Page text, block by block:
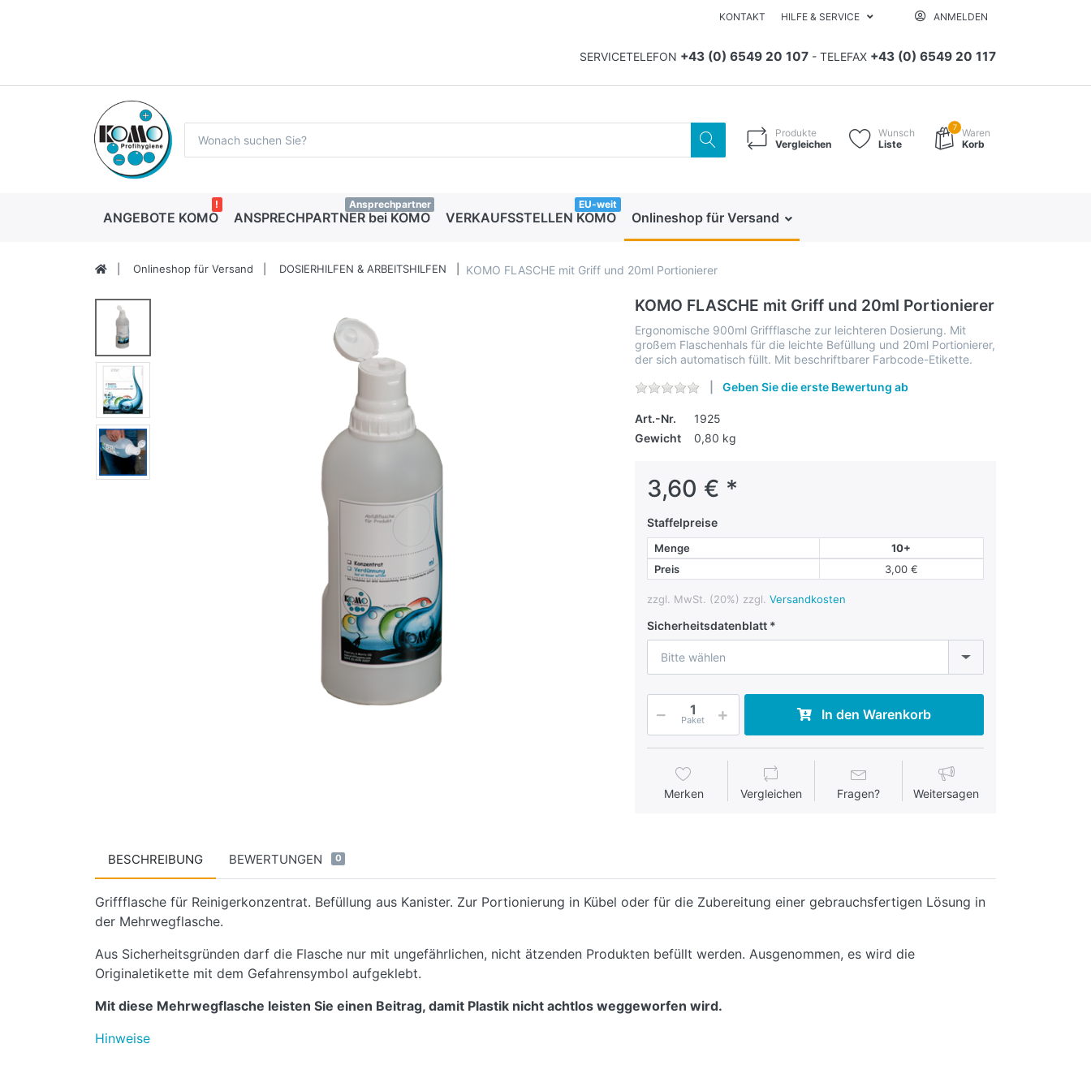
KONTAKT HILFE & SERVICE ANMELDEN
SERVICETELEFON +43 (0) 6549 20 107 - TELEFAX +43 (0) 6549 20 117
Produkte
Vergleichen
Wunsch
Liste
7 Waren
Korb
ANGEBOTE KOMO
!
ANSPRECHPARTNER bei KOMO
Ansprechpartner
VERKAUFSSTELLEN KOMO
EU-weit
Onlineshop für Versand
Onlineshop für Versand DOSIERHILFEN & ARBEITSHILFEN KOMO FLASCHE mit Griff und 20ml Portionierer
KOMO FLASCHE mit Griff und 20ml Portionierer
Ergonomische 900ml Griffflasche zur leichteren Dosierung. Mit
großem Flaschenhals für die leichte Befüllung und 20ml Portionierer,
der sich automatisch füllt. Mit beschriftbarer Farbcode-Etikette.
Geben Sie die erste Bewertung ab
Art.-Nr.
1925
Gewicht
0,80 kg
3,60 € *
Staffelpreise
Menge
10+
Preis
3,00 €
zzgl. MwSt. (20%) zzgl. Versandkosten
Sicherheitsdatenblatt
Bitte wählen
Paket In den Warenkorb
Merken Vergleichen Fragen? Weitersagen
BESCHREIBUNG BEWERTUNGEN 0
Griffflasche für Reinigerkonzentrat. Befüllung aus Kanister. Zur Portionierung in Kübel oder für die Zubereitung einer gebrauchsfertigen Lösung in
der Mehrwegflasche.
Aus Sicherheitsgründen darf die Flasche nur mit ungefährlichen, nicht ätzenden Produkten befüllt werden. Ausgenommen, es wird die
Originaletikette mit dem Gefahrensymbol aufgeklebt.
Mit diese Mehrwegflasche leisten Sie einen Beitrag, damit Plastik nicht achtlos weggeworfen wird.
Hinweise